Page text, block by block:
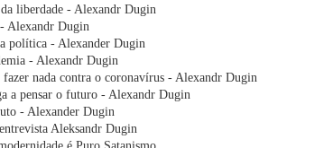
liberdade - Alexandr Dugin
Alexandr Dugin
política - Alexander Dugin
- Alexandr Dugin
fazer nada contra o coronavírus - Alexandr Dugin
a pensar o futuro - Alexandr Dugin
- Alexander Dugin
Aleksandr Dugin